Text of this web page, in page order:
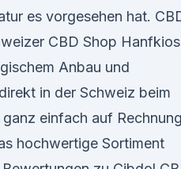
es vorgesehen hat.
CBD Shop
Anbau und
in der Schweiz beim
einfach auf Rechnung
hochwertige Sortiment